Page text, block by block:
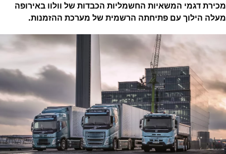
מכירת דגמי המשאיות החשמליות הכבדות של וולוו באירופה
מעלה הילוך עם פתיחתה הרשמית של מערכת ההזמנות.